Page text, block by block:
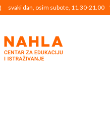
svaki dan, osim subote, 11.30-21.00